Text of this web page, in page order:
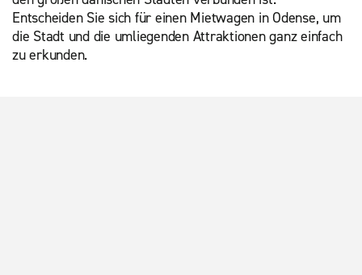
Entscheiden Sie sich für einen Mietwagen in Odense, um
die Stadt und die umliegenden Attraktionen ganz einfach
zu erkunden.